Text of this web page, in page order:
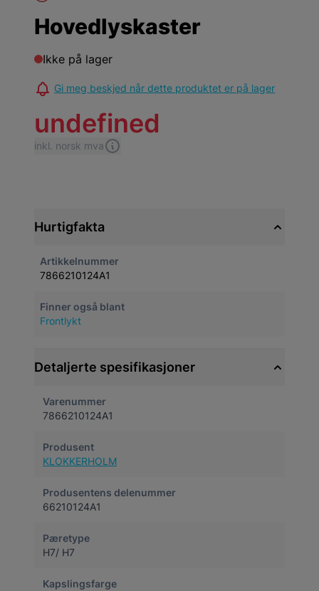
Hovedlyskaster
Ikke på lager
Gi meg beskjed når dette produktet er på lager
undefined
inkl. norsk mva
Hurtigfakta
Artikkelnummer
7866210124A1
Finner også blant
Frontlykt
Detaljerte spesifikasjoner
Varenummer
7866210124A1
Produsent
KLOKKERHOLM
Produsentens delenummer
66210124A1
Pæretype
H7/ H7
Kapslingsfarge